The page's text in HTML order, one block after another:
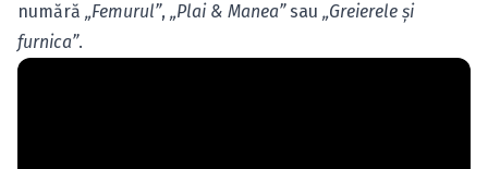
numără „Femurul”, „Plai & Manea”sau „Greierele şi
furnica”.